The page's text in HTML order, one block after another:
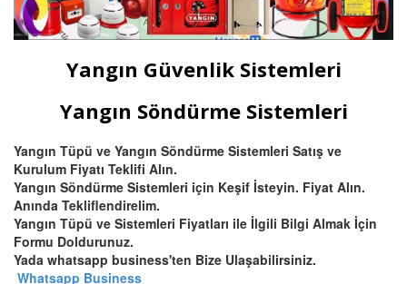
Yangın Güvenlik Sistemleri
Yangın Söndürme Sistemleri
Yangın Tüpü ve Yangın Söndürme Sistemleri Satış ve
Kurulum Fiyatı Teklifi Alın.
Yangın Söndürme Sistemleri için Keşif İsteyin. Fiyat Alın.
Anında Tekliflendirelim.
Yangın Tüpü ve Sistemleri Fiyatları ile İlgili Bilgi Almak İçin
Formu Doldurunuz.
Yada whatsapp business'ten Bize Ulaşabilirsiniz.
Whatsapp Business